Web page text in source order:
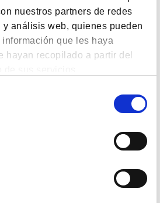
nuestros partners de redes
análisis web, quienes pueden
que les haya
hayan recopilado a partir del
VIDEOS
que triplicó al S&P 500
15 años
Primer Semestre 2026